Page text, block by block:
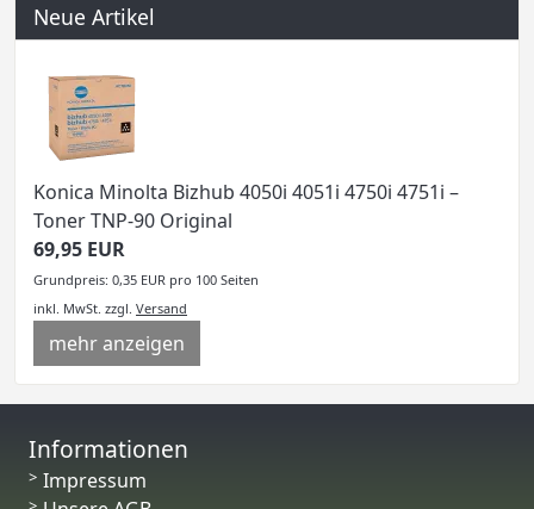
Neue Artikel
Konica Minolta Bizhub 4050i 4051i 4750i 4751i –
Toner TNP-90 Original
69,95 EUR
Grundpreis: 0,35 EUR pro 100 Seiten
inkl. MwSt. zzgl. Versand
mehr anzeigen
Informationen
Impressum